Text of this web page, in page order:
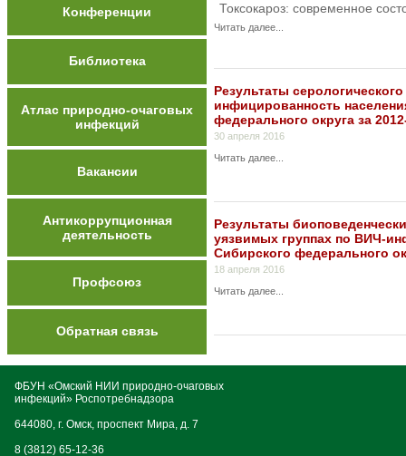
Конференции
Библиотека
Атлас природно-очаговых
инфекций
Вакансии
Антикоррупционная
деятельность
Профсоюз
Обратная связь
Токсокароз: современное
Читать далее...
Результаты
инфицированность
федерального округа за
30 апреля 2016
Читать далее...
Результаты
уязвимых группах по ВИЧ-
Сибирского федерального
18 апреля 2016
Читать далее...
ФБУН «Омский НИИ природно-очаговых
инфекций» Роспотребнадзора
644080, г. Омск, проспект Мира, д. 7
8 (3812) 65-12-36